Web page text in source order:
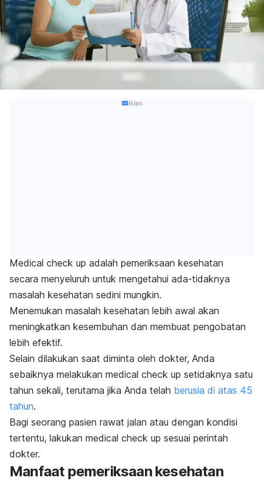
Iklan
Medical check up adalah pemeriksaan kesehatan
secara menyeluruh untuk mengetahui ada-tidaknya
masalah kesehatan sedini mungkin.
Menemukan masalah kesehatan lebih awal akan
meningkatkan kesembuhan dan membuat pengobatan
lebih efektif.
Selain dilakukan saat diminta oleh dokter, Anda
sebaiknya melakukan medical check up setidaknya satu
tahun sekali, terutama jika Anda telah berusia di atas 45
tahun.
Bagi seorang pasien rawat jalan atau dengan kondisi
tertentu, lakukan medical check up sesuai perintah
dokter.
Manfaat pemeriksaan kesehatan